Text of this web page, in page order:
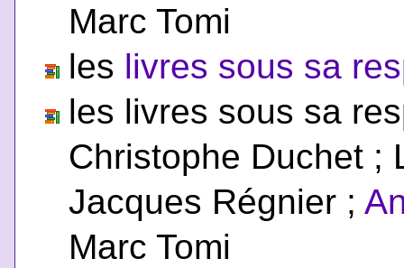
Marc Tomi
les livres sous sa
les livres sous sa
Christophe Duchet ;
Jacques Régnier ;
Marc Tomi